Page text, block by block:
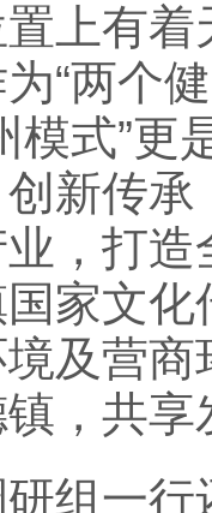
上有
“两个
模式”
新传
，打
家文
及营
，共
一行